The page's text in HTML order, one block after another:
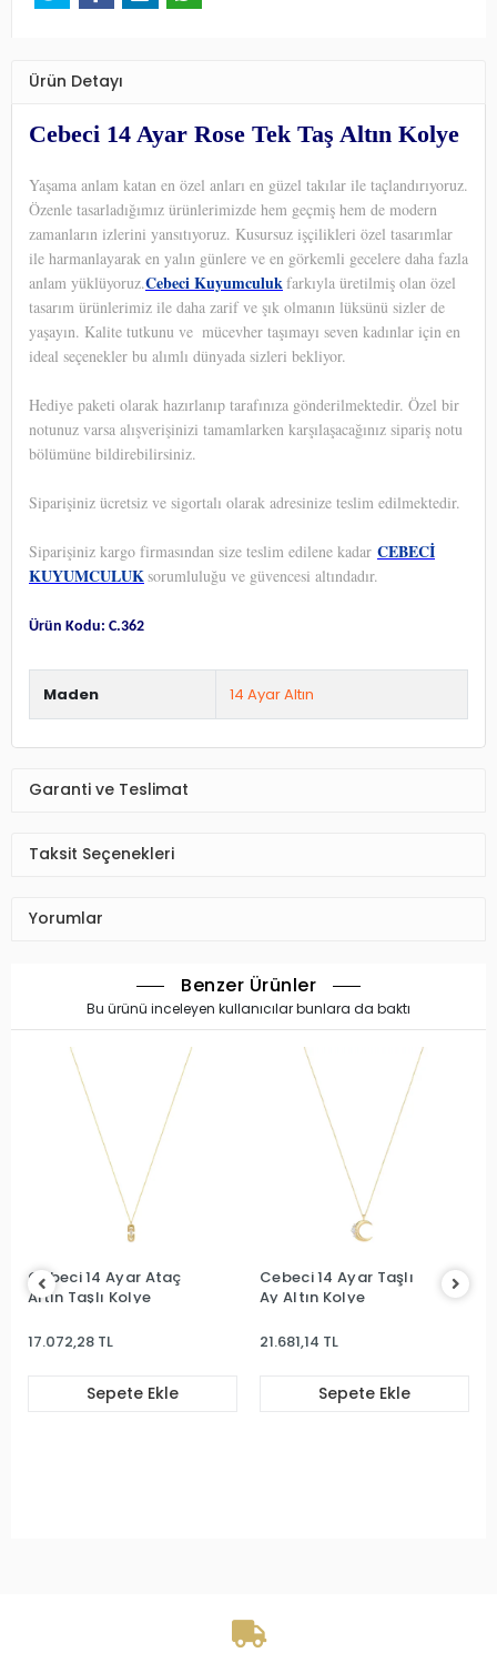
Ürün Detayı
Cebeci 14 Ayar Rose Tek Taş Altın Kolye
Yaşama anlam katan en özel anları en güzel takılar ile taçlandırıyoruz.
Özenle tasarladığımız ürünlerimizde hem geçmiş hem de modern
zamanların izlerini yansıtıyoruz. Kusursuz işçilikleri özel tasarımlar
ile harmanlayarak en yalın günlere ve en görkemli gecelere daha fazla
anlam yüklüyoruz.Cebeci Kuyumculukfarkıyla üretilmiş olan özel
tasarım ürünlerimiz ile daha zarif ve şık olmanın lüksünü sizler de
yaşayın. Kalite tutkunu ve mücevher taşımayı seven kadınlar için en
ideal seçenekler bu alımlı dünyada sizleri bekliyor.
Hediye paketi olarak hazırlanıp tarafınıza gönderilmektedir. Özel bir
notunuz varsa alışverişinizi tamamlarken karşılaşacağınız sipariş notu
bölümüne bildirebilirsiniz.
Siparişiniz ücretsiz ve sigortalı olarak adresinize teslim edilmektedir.
Siparişiniz kargo firmasından size teslim edilene kadar CEBECİ
KUYUMCULUKsorumluluğu ve güvencesi altındadır.
Ürün Kodu: C.362
Maden 14 Ayar Altın
Garanti ve Teslimat
Taksit Seçenekleri
Yorumlar
Benzer Ürünler
Bu ürünü inceleyen kullanıcılar bunlara da baktı
Cebeci 14 Ayar Ataç
Altın Taşlı Kolye
17.072,28 TL
Sepete Ekle
Cebeci 14 Ayar Taşlı
Ay Altın Kolye
21.681,14 TL
Sepete Ekle